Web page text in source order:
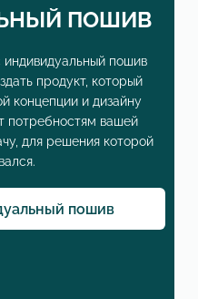
ПОШИВ
индивидуальный пошив
продукт, который
концепции и дизайну
потребностям вашей
для решения которой
пошив